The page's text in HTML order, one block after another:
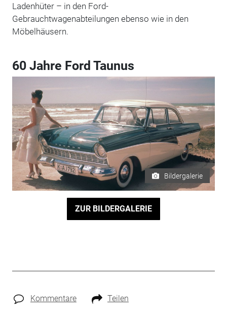
Ladenhüter – in den Ford-
Gebrauchtwagenabteilungen ebenso wie in den
Möbelhäusern.
60 Jahre Ford Taunus
Bildergalerie
ZUR BILDERGALERIE
Kommentare Teilen